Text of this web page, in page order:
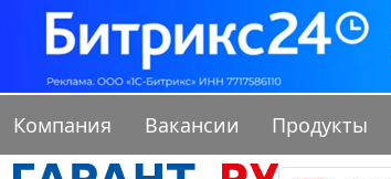
Компания Вакансии Продукты